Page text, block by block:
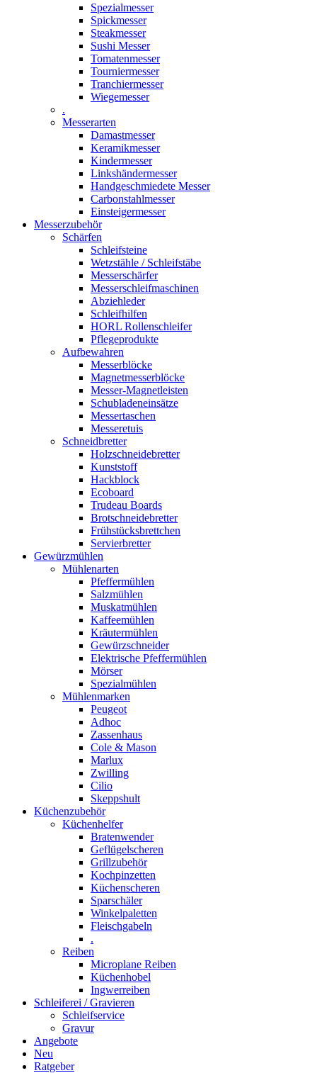
Spezialmesser
Spickmesser
Steakmesser
Sushi Messer
Tomatenmesser
Tourniermesser
Tranchiermesser
Wiegemesser
.
Messerarten
Damastmesser
Keramikmesser
Kindermesser
Linkshändermesser
Handgeschmiedete Messer
Carbonstahlmesser
Einsteigermesser
Messerzubehör
Schärfen
Schleifsteine
Wetzstähle / Schleifstäbe
Messerschärfer
Messerschleifmaschinen
Abziehleder
Schleifhilfen
HORL Rollenschleifer
Pflegeprodukte
Aufbewahren
Messerblöcke
Magnetmesserblöcke
Messer-Magnetleisten
Schubladeneinsätze
Messertaschen
Messeretuis
Schneidbretter
Holzschneidebretter
Kunststoff
Hackblock
Ecoboard
Trudeau Boards
Brotschneidebretter
Frühstücksbrettchen
Servierbretter
Gewürzmühlen
Mühlenarten
Pfeffermühlen
Salzmühlen
Muskatmühlen
Kaffeemühlen
Kräutermühlen
Gewürzschneider
Elektrische Pfeffermühlen
Mörser
Spezialmühlen
Mühlenmarken
Peugeot
Adhoc
Zassenhaus
Cole & Mason
Marlux
Zwilling
Cilio
Skeppshult
Küchenzubehör
Küchenhelfer
Bratenwender
Geflügelscheren
Grillzubehör
Kochpinzetten
Küchenscheren
Sparschäler
Winkelpaletten
Fleischgabeln
.
Reiben
Microplane Reiben
Küchenhobel
Ingwerreiben
Schleiferei / Gravieren
Schleifservice
Gravur
Angebote
Neu
Ratgeber